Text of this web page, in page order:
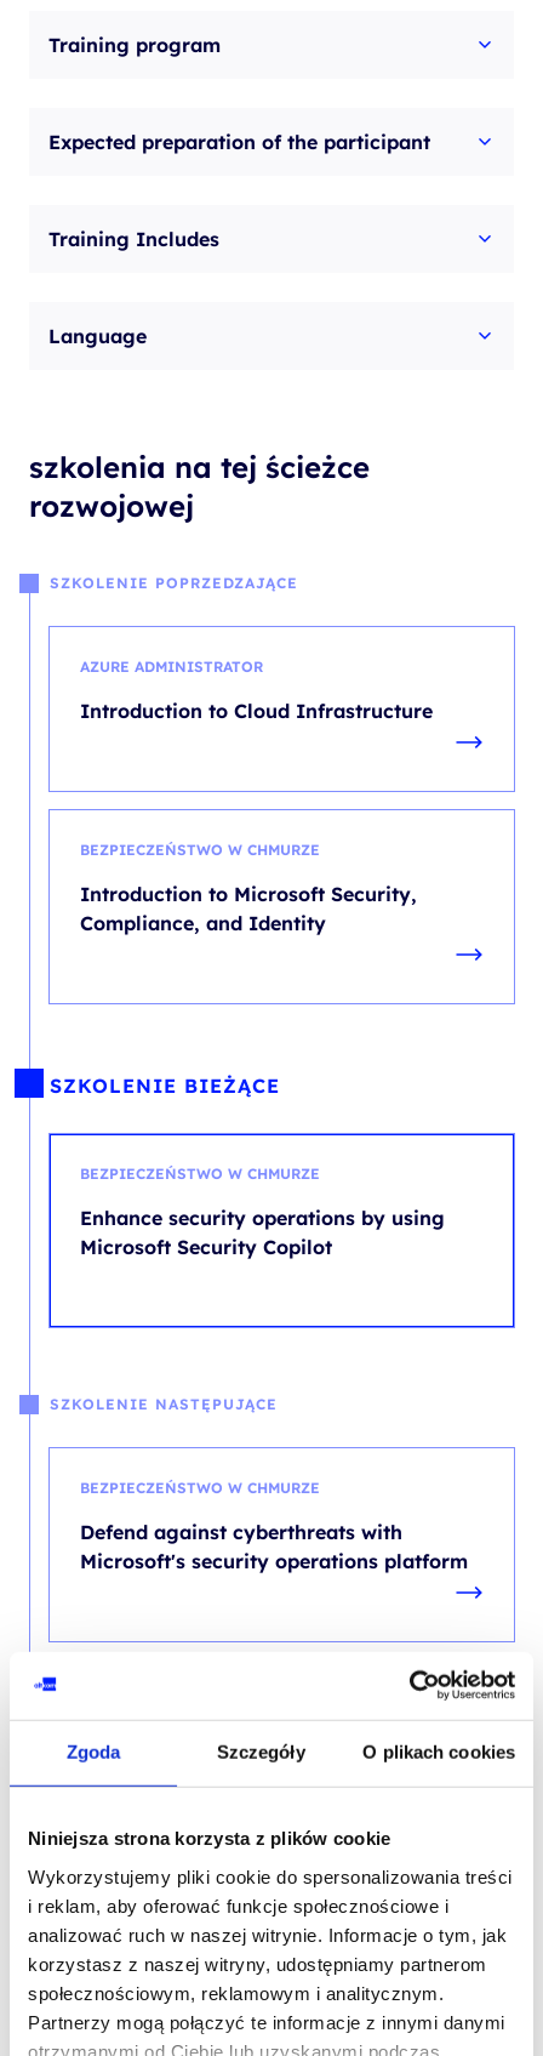
Zgoda Szczegóły O plikach cookies
Niniejsza strona korzysta z plików cookie
Wykorzystujemy pliki cookie do spersonalizowania treści
i reklam, aby oferować funkcje społecznościowe i
analizować ruch w naszej witrynie. Informacje o tym, jak
korzystasz z naszej witryny, udostępniamy partnerom
społecznościowym, reklamowym i analitycznym.
Partnerzy mogą połączyć te informacje z innymi danymi
otrzymanymi od Ciebie lub uzyskanymi podczas
Training program
Expected preparation of the participant
Training Includes
Language
szkolenia na tej ścieżce
rozwojowej
SZKOLENIE POPRZEDZAJĄCE
AZURE ADMINISTRATOR
Introduction to Cloud Infrastructure
BEZPIECZEŃSTWO W CHMURZE
Introduction to Microsoft Security,
Compliance, and Identity
SZKOLENIE BIEŻĄCE
BEZPIECZEŃSTWO W CHMURZE
Enhance security operations by using
Microsoft Security Copilot
SZKOLENIE NASTĘPUJĄCE
BEZPIECZEŃSTWO W CHMURZE
Defend against cyberthreats with
Microsoft's security operations platform
Microsoft 365 Endpoint Administrator
Skontaktuj się z naszym doradcą